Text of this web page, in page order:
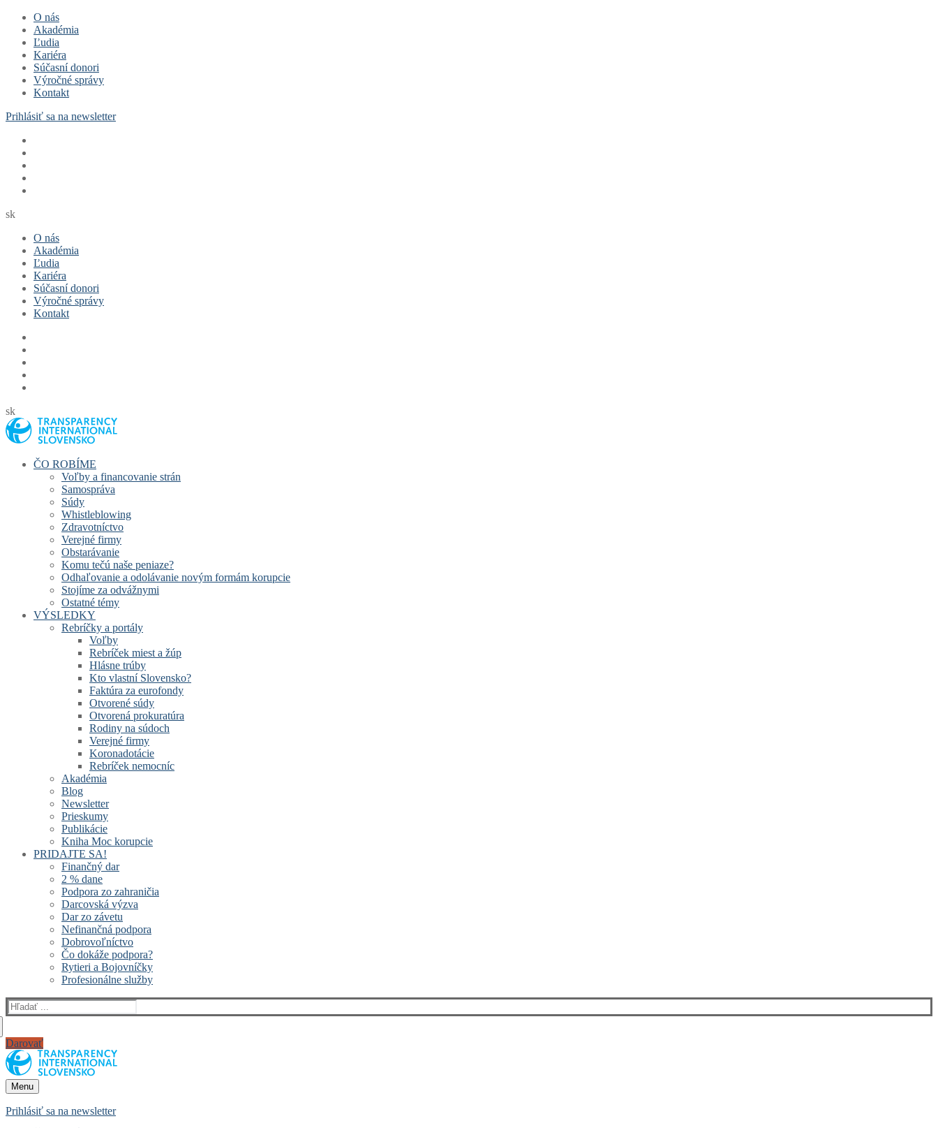
Preskočiť
obsah
Menu
ZavrieťO nás
Akadémia
Ľudia
Kariéra
Súčasní donori
Výročné správy
Kontakt
Prihlásiť sa na newsletter
sk
O nás
Akadémia
Ľudia
Kariéra
Súčasní donori
Výročné správy
Kontakt
sk
ČO ROBÍME
Voľby a financovanie strán
Samospráva
Súdy
Whistleblowing
Zdravotníctvo
Verejné firmy
Obstarávanie
Komu tečú naše peniaze?
Odhaľovanie a odolávanie novým formám korupcie
Stojíme za odvážnymi
Ostatné témy
VÝSLEDKY
Rebríčky a portály
Voľby
Rebríček miest a žúp
Hlásne trúby
Kto vlastní Slovensko?
Faktúra za eurofondy
Otvorené súdy
Otvorená prokuratúra
Rodiny na súdoch
Verejné firmy
Koronadotácie
Rebríček nemocníc
Akadémia
Blog
Newsletter
Prieskumy
Publikácie
Kniha Moc korupcie
PRIDAJTE SA!
Finančný dar
2 % dane
Podpora zo zahraničia
Darcovská výzva
Dar zo závetu
Nefinančná podpora
Dobrovoľníctvo
Čo dokáže podpora?
Rytieri a Bojovníčky
Profesionálne služby
Hľadať:
Darovať
Menu
Prihlásiť sa na newsletter